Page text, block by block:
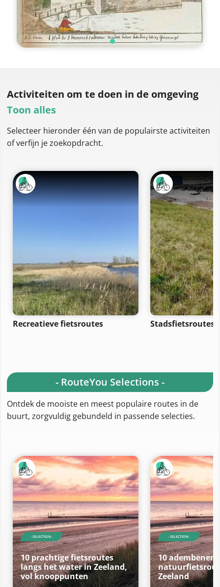
Activiteiten om te doen in de omgeving
Toon alles
Selecteer hieronder één van de populairste activiteiten
of verfijn je zoekopdracht.
Recreatieve fietsroutes Stadsfietsroutes
- RouteYou Selections -
Ontdek de mooiste en meest populaire routes in de
buurt, zorgvuldig gebundeld in passende selecties.
- SELECTION -
10 prachtige fietsroutes
langs het water in Zeeland,
vol knooppunten
- SELECTION -
10
Zeeland